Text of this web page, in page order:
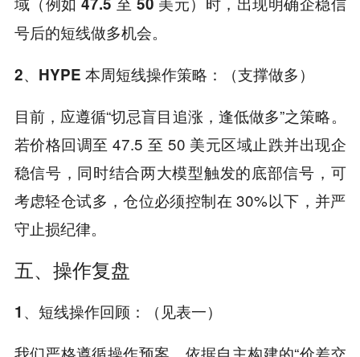
号后的短线做多机会。
2、HYPE 本周短线操作策略：（支撑做多）
目前，应遵循“切忌盲目追涨，逢低做多”之策略。
若价格回调至 47.5 至 50 美元区域止跌并出现企
稳信号，同时结合两大模型触发的底部信号，可
考虑轻仓试多，仓位必须控制在 30%以下，并严
守止损纪律。
五、操作复盘
1、短线操作回顾：
（见表一）